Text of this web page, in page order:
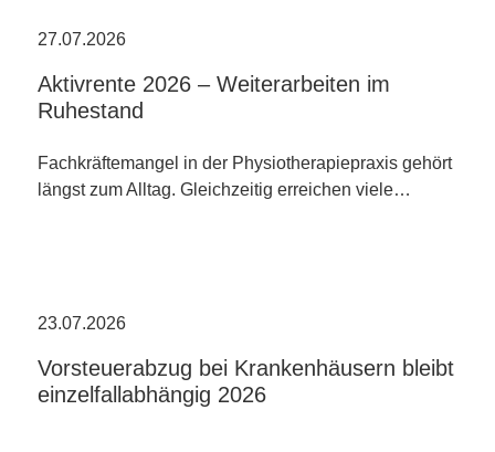
27.07.2026
Aktivrente 2026 – Weiterarbeiten im
Ruhestand
Fachkräftemangel in der Physiotherapiepraxis gehört
längst zum Alltag. Gleichzeitig erreichen viele…
23.07.2026
Vorsteuerabzug bei Krankenhäusern bleibt
einzelfallabhängig 2026